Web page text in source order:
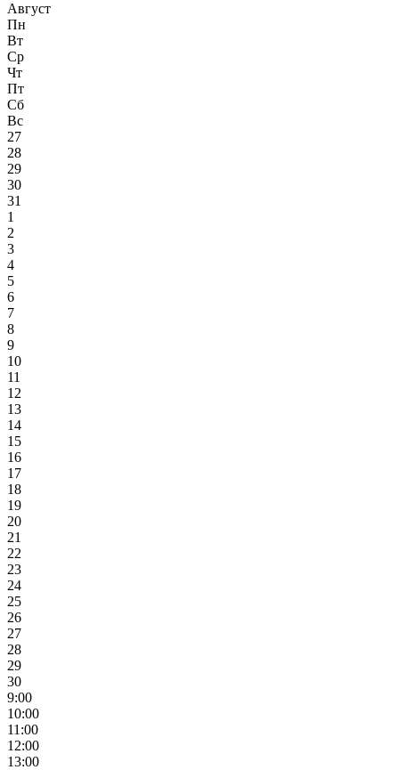
Август
Пн
Вт
Ср
Чт
Пт
Сб
Вс
27
28
29
30
31
1
2
3
4
5
6
7
8
9
10
11
12
13
14
15
16
17
18
19
20
21
22
23
24
25
26
27
28
29
30
9:00
10:00
11:00
12:00
13:00